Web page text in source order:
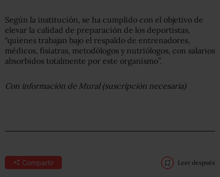
Según la institución, se ha cumplido con el objetivo de
elevar la calidad de preparación de los deportistas,
“quienes trabajan bajo el respaldo de entrenadores,
médicos, fisiatras, metodólogos y nutriólogos, con salarios
absorbidos totalmente por este organismo”.
Con información de Mural (suscripción necesaria)
Compartir Leer después